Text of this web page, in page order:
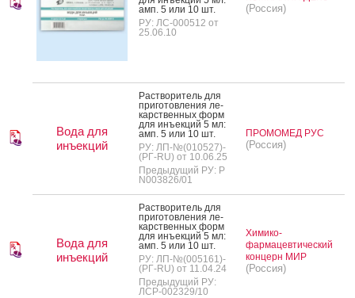
амп. 5 или 10 шт.
РУ: ЛС-000512 от
25.06.10
(Россия)
Вода для
инъекций
Рас­тво­ритель для
при­готов­ле­ния ле­
карс­твен­ных форм
для инъ­ек­ций 5 мл:
амп. 5 или 10 шт.
РУ: ЛП-№(010527)-
(РГ-RU) от 10.06.25
Предыдущий РУ: Р
N003826/01
ПРОМОМЕД РУС
(Россия)
Вода для
инъекций
Рас­тво­ритель для
при­готов­ле­ния ле­
карс­твен­ных форм
для инъ­ек­ций 5 мл:
амп. 5 или 10 шт.
РУ: ЛП-№(005161)-
(РГ-RU) от 11.04.24
Предыдущий РУ:
ЛСР-002329/10
Химико-
фармацевтический
концерн МИР
(Россия)